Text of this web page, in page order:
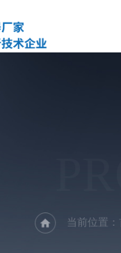
当前位置：